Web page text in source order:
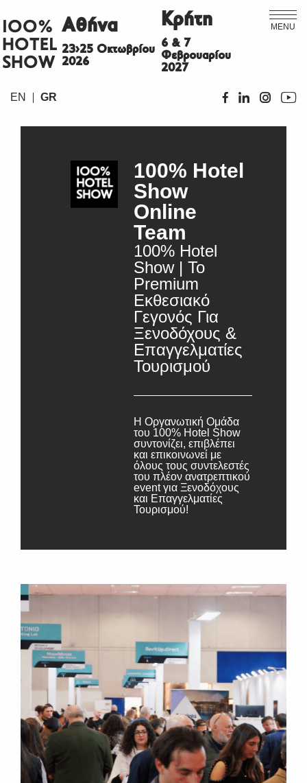
MENU
ΙΟΟ%
HOTEL
SHOW
Αθήνα
23>25 Οκτωβρίου
2026
Κρήτη
6 & 7
Φεβρουαρίου
2027
EN GR
100% Hotel
Show
Online
Team
100% Hotel
Show | Το
Premium
Εκθεσιακό
Γεγονός Για
Ξενοδόχους &
Επαγγελματίες
Τουρισμού
Η Οργανωτική Ομάδα
του 100% Hotel Show
συντονίζει, επιβλέπει
και επικοινωνεί με
όλους τους συντελεστές
του πλέον ανατρεπτικού
event για Ξενοδόχους
και Επαγγελματίες
Τουρισμού!